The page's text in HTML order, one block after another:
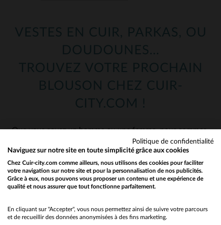
VESTES EN CUIR, PARKAS, OU
DOUDOUNES…
TROUVEZ VOTRE PROCHAIN
BLOUSON CHEZ CUIR-
CITY.COM !
Que vous soyez un homme ou une femme, nous sommes
sûrs d’avoir le blouson ou le manteau qu’il vous faut !
Une fois votre rayon choisi ci-dessus, vous avez accès à
notre catalogue : plus de 1000 blousons en cuir et
presque autant dans notre rayon textile ! Craquez pour
les dernières nouveautés parmi nos perfectos, nos
Would you like to be redirected to our English site?
No
Politique de confidentialité
Naviguez sur notre site en toute simplicité grâce aux cookies
Chez Cuir-city.com comme ailleurs, nous utilisons des cookies pour faciliter
votre navigation sur notre site et pour la personnalisation de nos publicités.
Grâce à eux, nous pouvons vous proposer un contenu et une expérience de
qualité et nous assurer que tout fonctionne parfaitement.
En cliquant sur "Accepter", vous nous permettez ainsi de suivre votre parcours
et de recueillir des données anonymisées à des fins marketing.